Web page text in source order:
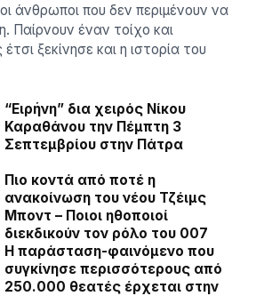
άνθρωποι που δεν περιμένουν να
Παίρνουν έναν τοίχο και
ξεκίνησε και η ιστορία του
“Ειρήνη” δια χειρός Νίκου
Καραθάνου την Πέμπτη 3
Σεπτεμβρίου στην Πάτρα
Πιο κοντά από ποτέ η
ανακοίνωση του νέου Τζέιμς
Μποντ – Ποιοι ηθοποιοί
διεκδικούν τον ρόλο του 007
Η παράσταση-φαινόμενο που
συγκίνησε περισσότερους από
250.000 θεατές έρχεται στην